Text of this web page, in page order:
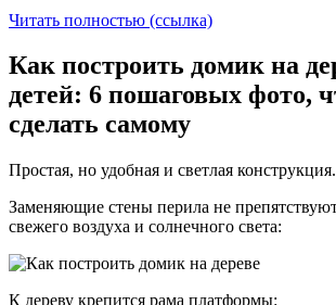
Читать полностью (ссылка)
Как построить домик на
детей: 6 пошаговых фото,
сделать самому
Простая, но удобная и светлая конструкция.
Заменяющие стены перила не
свежего воздуха и солнечного света:
К дереву крепится рама платформы: